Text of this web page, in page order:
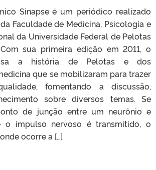
Sinapse é um periódico realizado
Faculdade de Medicina, Psicologia e
da Universidade Federal de Pelotas
Com sua primeira edição em 2011, o
a história de Pelotas e dos
que se mobilizaram para trazer
fomentando a discussão,
sobre diversos temas. Se
de junção entre um neurônio e
o impulso nervoso é transmitido, o
ocorre a […]